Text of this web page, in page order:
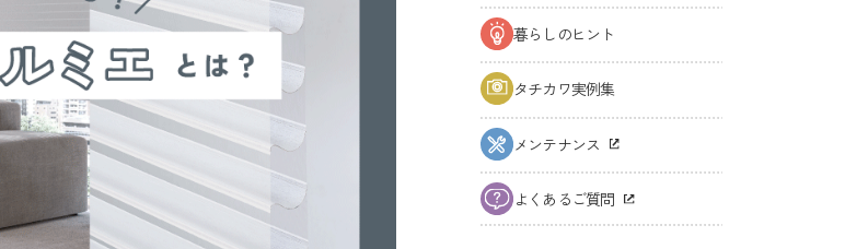
暮らしのヒント
タチカワ実例集
メンテナンス
よくあるご質問